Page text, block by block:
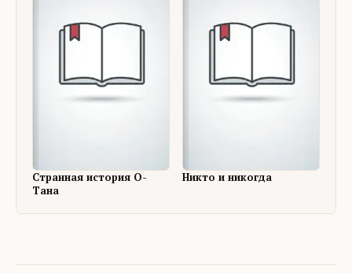
Странная история О-
Тана
Никто и никогда